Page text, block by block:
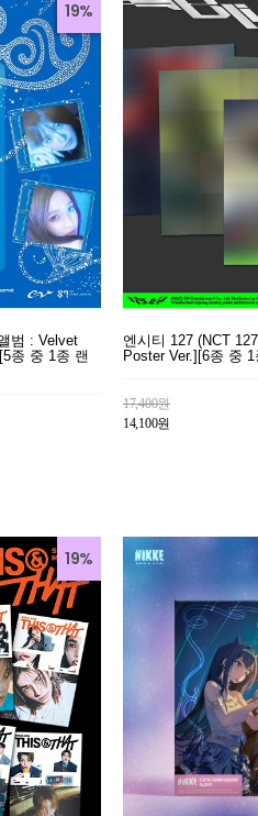
19%
범 : Velvet
종 중 1종 랜
엔시티 127 (NCT
Poster Ver.][6종 중
17,400원
14,100원
19%